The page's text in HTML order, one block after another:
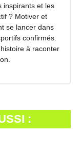
inspirants et les
? Motiver et
se lancer dans
confirmés.
à raconter
: